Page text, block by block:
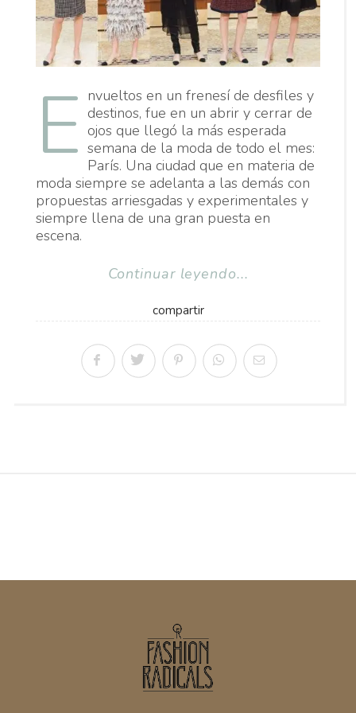
E nvueltos en un frenesí de desfiles y
destinos, fue en un abrir y cerrar de
ojos que llegó la más esperada
semana de la moda de todo el mes:
París. Una ciudad que en materia de
moda siempre se adelanta a las demás con
propuestas arriesgadas y experimentales y
siempre llena de una gran puesta en
escena.
Continuar leyendo...
compartir